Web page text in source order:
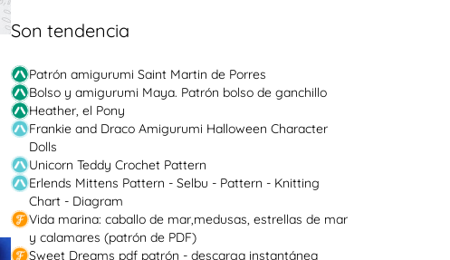
Son tendencia
Patrón amigurumi Saint Martin de Porres
Bolso y amigurumi Maya. Patrón bolso de ganchillo
Heather, el Pony
Frankie and Draco Amigurumi Halloween Character
Dolls
Unicorn Teddy Crochet Pattern
Erlends Mittens Pattern - Selbu - Pattern - Knitting
Chart - Diagram
Vida marina: caballo de mar,medusas, estrellas de mar
y calamares (patrón de PDF)
Sweet Dreams pdf patrón - descarga instantánea